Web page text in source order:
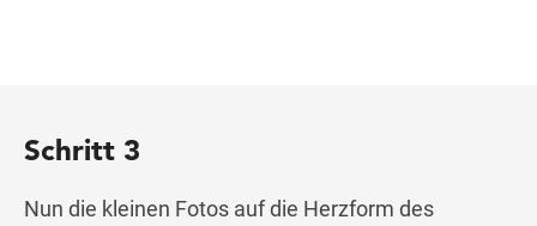
Schritt 3
Nun die kleinen Fotos auf die Herzform des